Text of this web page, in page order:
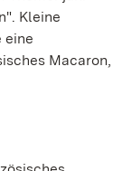
Kleine
eine
Macaron,